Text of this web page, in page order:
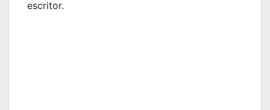
escritor.